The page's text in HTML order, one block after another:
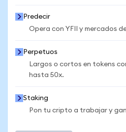
Predecir
Opera con YFII y mercados
Perpetuos
Largos o cortos en tokens
hasta 50x.
Staking
Pon tu cripto a trabajar y